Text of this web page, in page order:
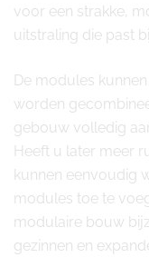
voor een strakke,
uitstraling die past
De modules
worden
gebouw volledig
Heeft u later meer
kunnen eenvoudig
modules toe te
modulaire bouw
gezinnen en